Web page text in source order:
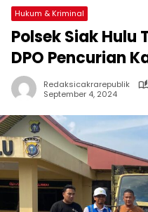
Hukum & Kriminal
Polsek Siak Hulu
DPO Pencurian
Redaksicakrarepublik
September 4, 2024